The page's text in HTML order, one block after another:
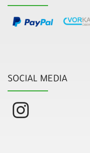
SOCIAL MEDIA